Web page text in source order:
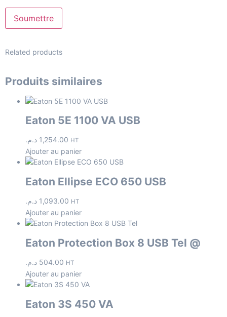
Related products
Produits similaires
Eaton 5E 1100 VA USB
1,254.00 د.م. HT
Ajouter au panier
Eaton Ellipse ECO 650 USB
1,093.00 د.م. HT
Ajouter au panier
Eaton Protection Box 8 USB Tel @
504.00 د.م. HT
Ajouter au panier
Eaton 3S 450 VA